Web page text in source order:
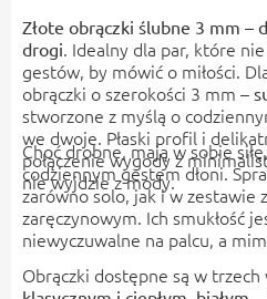
Złote obrączki ślubne 3 mm –
drogi. Idealny dla par, które
gestów, by mówić o miłości.
obrączki o szerokości 3 mm –
stworzone z myślą o
we dwoje. Płaski profil i
połączenie wygody z
nie wyjdzie z mody.
Choć drobne, mają w sobie
codziennym gestem dłoni.
zarówno solo, jak i w zestawie
zaręczynowym. Ich smukłość
niewyczuwalne na palcu, a
Obrączki dostępne są w trzech